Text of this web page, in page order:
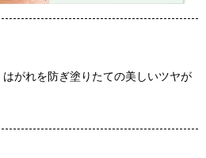
がれを防ぎ塗りたての美しいツヤが